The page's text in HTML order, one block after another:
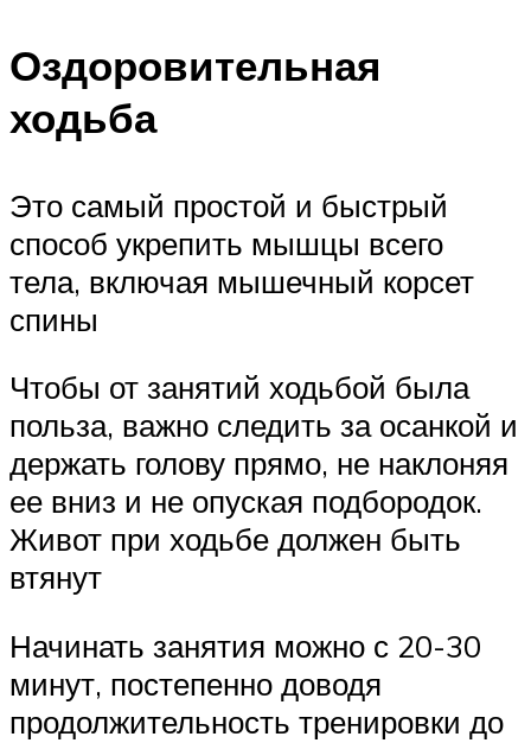
Оздоровительная
ходьба
Это самый простой и быстрый
способ укрепить мышцы всего
тела, включая мышечный корсет
спины
Чтобы от занятий ходьбой была
польза, важно следить за осанкой и
держать голову прямо, не наклоняя
ее вниз и не опуская подбородок.
Живот при ходьбе должен быть
втянут
Начинать занятия можно с 20-30
минут, постепенно доводя
продолжительность тренировки до